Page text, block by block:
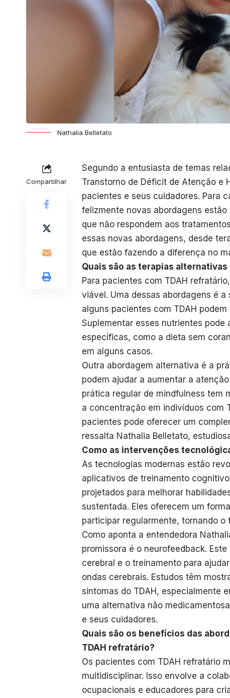
Nathalia Belletato
Compartilhar
Segundo a entusiasta de temas
Transtorno de Déficit de Atenção e
pacientes e seus cuidadores. Para
felizmente novas abordagens
que não respondem aos
essas novas abordagens, desde
que estão fazendo a diferença no
Quais são as terapias
Para pacientes com TDAH
viável. Uma dessas abordagens é
alguns pacientes com TDAH
Suplementar esses nutrientes pode
específicas, como a dieta sem
em alguns casos.
Outra abordagem alternativa é a
podem ajudar a aumentar a
prática regular de mindfulness tem
a concentração em indivíduos com
pacientes pode oferecer um
ressalta Nathalia Belletato,
Como as intervenções
As tecnologias modernas estão
aplicativos de treinamento
projetados para melhorar
sustentada. Eles oferecem um
participar regularmente, tornando o
Como aponta a entendedora
promissora é o neurofeedback.
cerebral e o treinamento para
ondas cerebrais. Estudos têm
sintomas do TDAH, especialmente
uma alternativa não
e seus cuidadores.
Quais são os benefícios das
TDAH refratário?
Os pacientes com TDAH refratário
multidisciplinar. Isso envolve a
ocupacionais e educadores para